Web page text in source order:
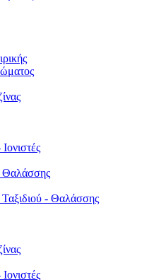
Θαλάσσης
- Θαλάσσης